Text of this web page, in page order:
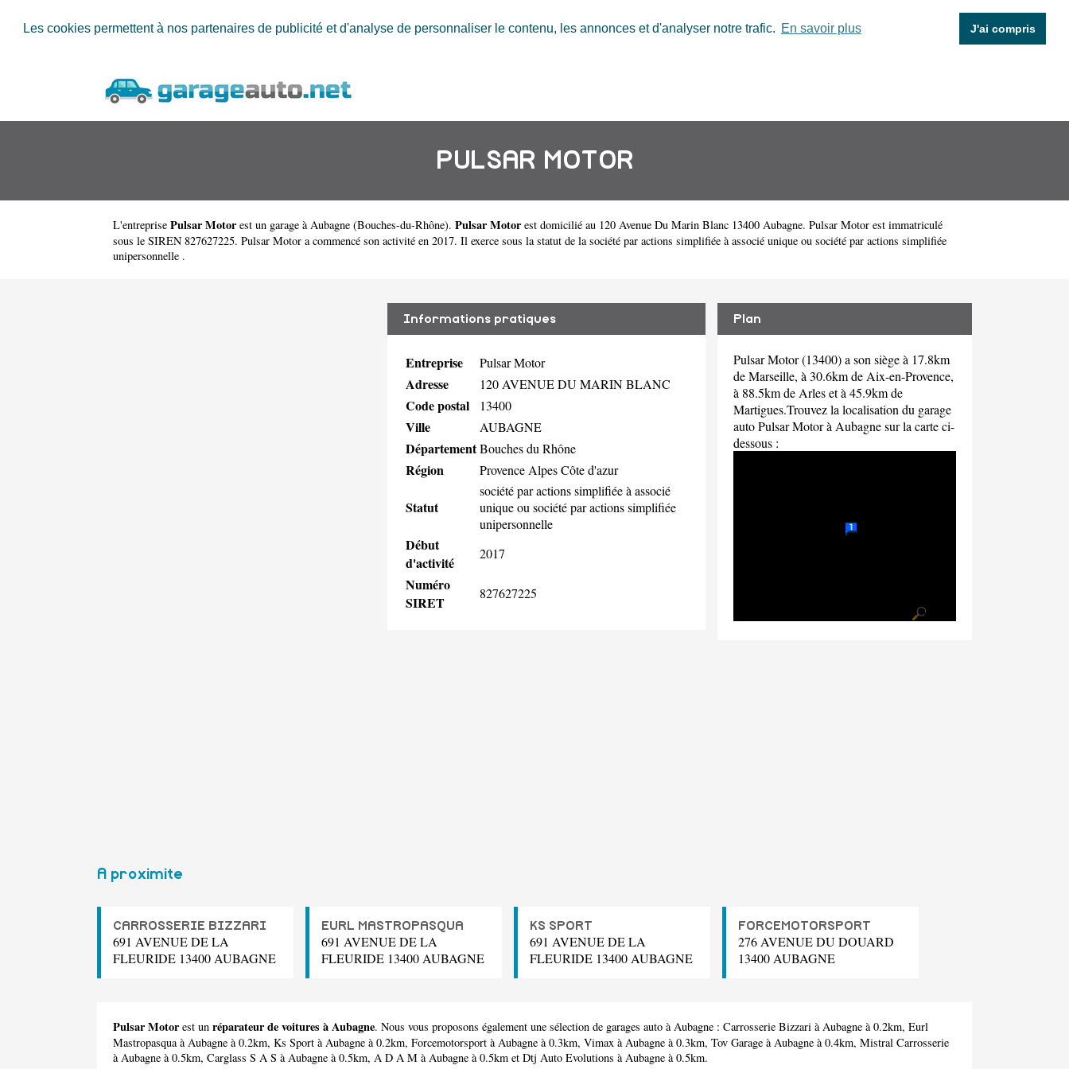
Les cookies permettent à nos partenaires de publicité et d'analyse de personnaliser le contenu, les annonces et d'analyser notre trafic. En savoir plus J'ai compris
PULSAR MOTOR
L'entreprise Pulsar Motorest un garage à Aubagne (Bouches-du-Rhône). Pulsar Motorest domicilié au 120 Avenue Du Marin Blanc 13400 Aubagne. Pulsar Motor est immatriculé
sous le SIREN 827627225. Pulsar Motor a commencé son activité en 2017. Il exerce sous la statut de la société par actions simplifiée à associé unique ou société par actions simplifiée
unipersonnelle .
Informations pratiques
Entreprise Pulsar Motor
Adresse 120 AVENUE DU MARIN BLANC
Code postal 13400
Ville AUBAGNE
DépartementBouches du Rhône
Région Provence Alpes Côte d'azur
Statut
société par actions simplifiée à associé
unique ou société par actions simplifiée
unipersonnelle
Début
d'activité
2017
Numéro
SIRET
827627225
Plan
Pulsar Motor (13400) a son siège à 17.8km
de Marseille, à 30.6km de Aix-en-Provence,
à 88.5km de Arles et à 45.9km de
Martigues.Trouvez la localisation du garage
auto Pulsar Motor à Aubagne sur la carte ci-
dessous :
A proximite
CARROSSERIE BIZZARI
691 AVENUE DE LA
FLEURIDE 13400 AUBAGNE
EURL MASTROPASQUA
691 AVENUE DE LA
FLEURIDE 13400 AUBAGNE
KS SPORT
691 AVENUE DE LA
FLEURIDE 13400 AUBAGNE
FORCEMOTORSPORT
276 AVENUE DU DOUARD
13400 AUBAGNE
Pulsar Motorest un réparateur de voitures à Aubagne. Nous vous proposons également une sélection de garages auto à Aubagne : Carrosserie Bizzari à Aubagne à 0.2km, Eurl
Mastropasquaà Aubagne à 0.2km, Ks Sport à Aubagne à 0.2km, Forcemotorsport à Aubagne à 0.3km, Vimax à Aubagne à 0.3km, Tov Garage à Aubagne à 0.4km, Mistral Carrosserie
à Aubagne à 0.5km, Carglass S A S à Aubagne à 0.5km, A D A M à Aubagne à 0.5km et Dtj Auto Evolutions à Aubagne à 0.5km.